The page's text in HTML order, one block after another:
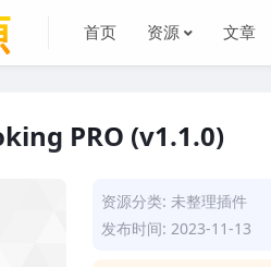
首页 资源 文章
PRO (v1.1.0)
资源分类: 未整理插件
发布时间: 2023-11-13